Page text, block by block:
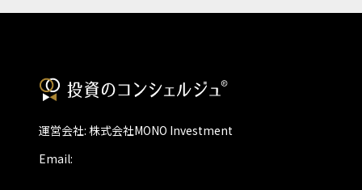
運営会社: 株式会社MONO Investment
Email: